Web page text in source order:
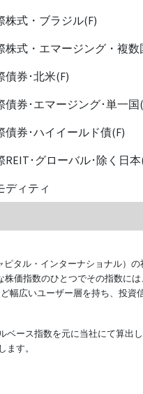
株式・ブラジル(F)
株式・エマージング・複数
債券･北米(F)
債券･エマージング･単一国
債券･ハイイールド債(F)
REIT･グローバル･除く日本
ディティ
タル・インターナショナル）の
価指数のひとつでその指数
幅広いユーザー層を持ち、投
ベース指数を元に当社にて算出し
す。